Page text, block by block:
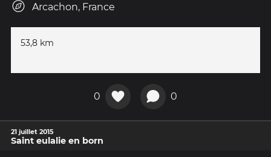
Arcachon, France
53,8 km
0 0
21 juillet 2015
Saint eulalie en born